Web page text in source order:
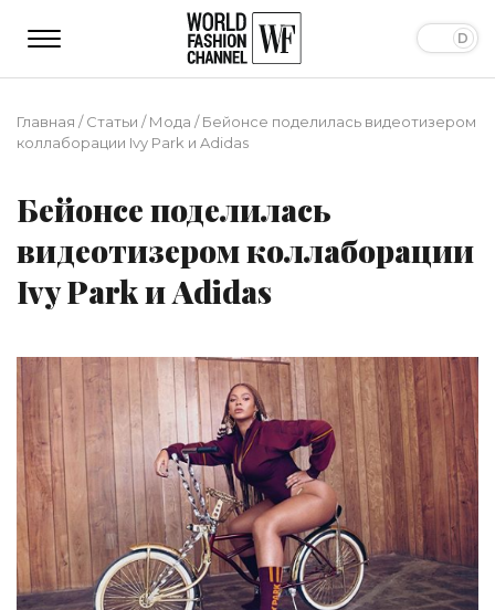
Главная /Статьи /Мода /Бейонсе поделилась видеотизером
коллаборации Ivy Park и Adidas
Бейонсе поделилась
видеотизером коллаборации
Ivy Park и Adidas